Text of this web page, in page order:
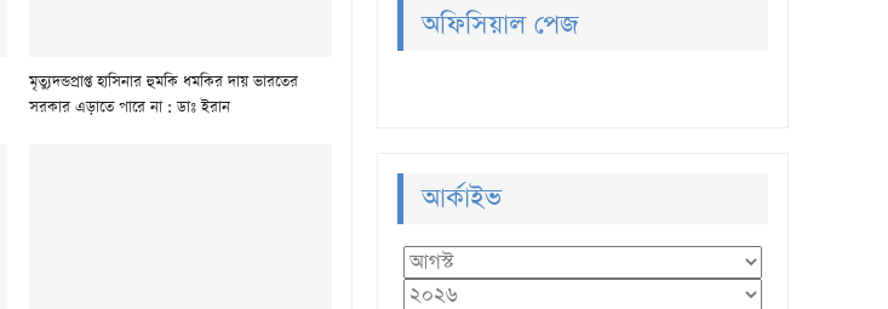
মৃত্যুদন্ডপ্রাপ্ত হাসিনার হুমকি ধমকির দায় ভারতের
সরকার এড়াতে পারে না : ডাঃ ইরান
অফিসিয়াল পেজ
আর্কাইভ